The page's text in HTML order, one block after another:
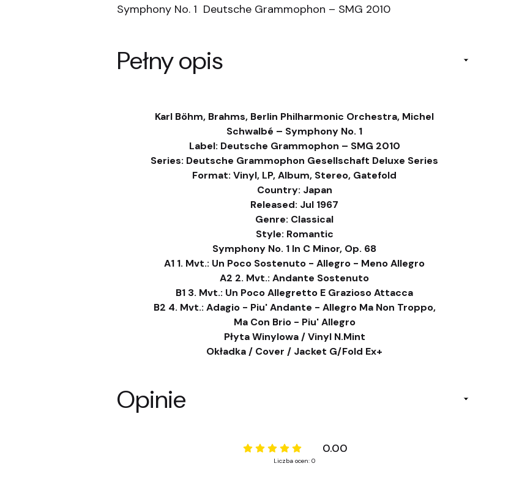
Symphony No. 1 Deutsche Grammophon – SMG 2010
Pełny opis
Karl Böhm, Brahms, Berlin Philharmonic Orchestra, Michel
Schwalbé – Symphony No. 1
Label: Deutsche Grammophon – SMG 2010
Series: Deutsche Grammophon Gesellschaft Deluxe Series
Format: Vinyl, LP, Album, Stereo, Gatefold
Country: Japan
Released: Jul 1967
Genre: Classical
Style: Romantic
Symphony No. 1 In C Minor, Op. 68
A1 1. Mvt.: Un Poco Sostenuto - Allegro - Meno Allegro
A2 2. Mvt.: Andante Sostenuto
B1 3. Mvt.: Un Poco Allegretto E Grazioso Attacca
B2 4. Mvt.: Adagio - Piu' Andante - Allegro Ma Non Troppo,
Ma Con Brio - Piu' Allegro
Płyta Winylowa / Vinyl N.Mint
Okładka / Cover / Jacket G/Fold Ex+
Opinie
0.00
Liczba ocen: 0